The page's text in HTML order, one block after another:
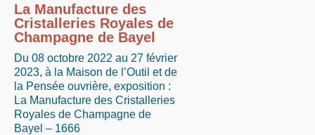
La Manufacture des
Cristalleries Royales de
Champagne de Bayel
Du 08 octobre 2022 au 27 février
2023, à la Maison de l’Outil et de
la Pensée ouvrière, exposition :
La Manufacture des Cristalleries
Royales de Champagne de
Bayel – 1666